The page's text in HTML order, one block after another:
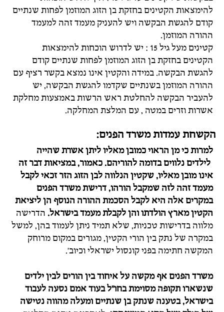
להימצאות הקטינים בחזקת בן הזוג המוזמן לפחות שנתיים
קודם להגשת הבקשה ויש להעניק מעמד זהה למעמד
ההורה המוזמן.
קטינים מעל גיל 15 : יש לדרוש הוכחות להימצאות
הקטינים בחזקת בן הזוג המוזמן לפחות שנתיים קודם
להגשת הבקשה. במידה והקטין אינו נמצא בקשר רציף עם
ההורה המוזמן בשנתיים שקדמו להגשת הבקשה, יש
להעביר הבקשה להחלטת ראש הרשות באמצעות מחלקת
אשרות וזרים במטה , עם המלצת המחלקה.
הקשחת עמדות משרד הפנים:
למרות כי מן הראוי כמובן מאליו ליתן אשרת שהייה
לילדים נלווים בדומה להוריהם. כאמור, במציאות דבר זה
אינו מובן מאליו, שקטין הנלווה לבן הזוג הזר זכאי לקבל
מעמד זהה לזה שמקבל הורהו, דרישת משרד הפנים
במקרים אלה היא לקבל הסכמת ההורה הנוסף הן ליציאת
הקטין מארץ הולדתו והן לקבלת מעמד בישראל. הדרישה
מלווה בדרישות טכניות, שלא תמיד ניתן לעמוד בהן, למשל
במקרה של נתק בין הורי הקטין, מגורים במקום מרוחק
המקשה חתימה בפני קונסול ישראלי וכיוב'.
משרד הפנים אף מקשה על איחוד בין הורים לבין ילדים
שנשארו תקופה מסוימת בחו"ל בעוד אמם נסעה לעבוד
בישראל, בטענה שנתק בן שנתיים ומעלה מהווה נטישה